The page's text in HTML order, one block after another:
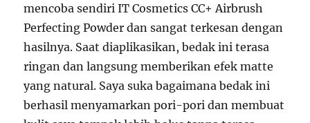
mencoba sendiri IT Cosmetics CC+ Airbrush
Perfecting Powder dan sangat terkesan dengan
hasilnya. Saat diaplikasikan, bedak ini terasa
ringan dan langsung memberikan efek matte
yang natural. Saya suka bagaimana bedak ini
berhasil menyamarkan pori-pori dan membuat